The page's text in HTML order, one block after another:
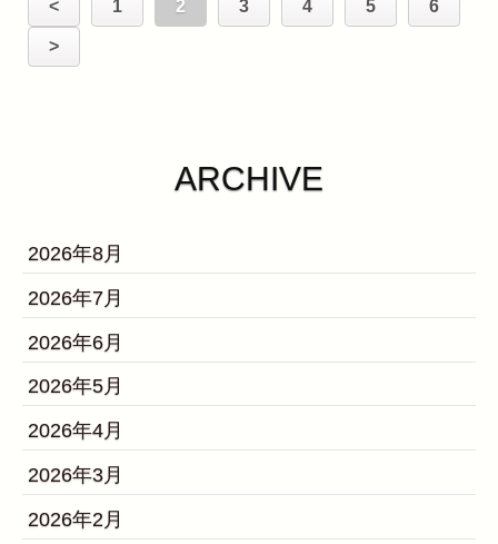
< 1 2 3 4 5 6
>
ARCHIVE
2026年8月
2026年7月
2026年6月
2026年5月
2026年4月
2026年3月
2026年2月